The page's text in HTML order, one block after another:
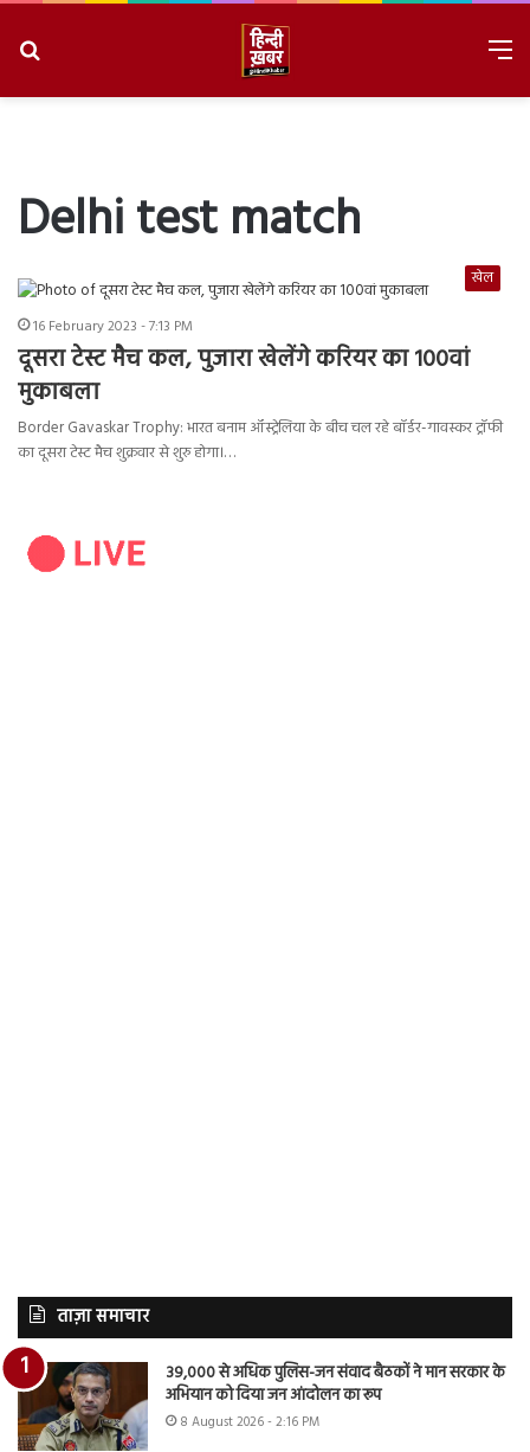
Delhi test match
खेल
16 February 2023 - 7:13 PM
दूसरा टेस्ट मैच कल, पुजारा खेलेंगे करियर का 100वां
मुकाबला
Border Gavaskar Trophy: भारत बनाम ऑस्ट्रेलिया के बीच चल रहे बॉर्डर-गावस्कर ट्रॉफी
का दूसरा टेस्ट मैच शुक्रवार से शुरु होगा।…
ताज़ा समाचार
39,000 से अधिक पुलिस-जन संवाद बैठकों ने मान सरकार के
अभियान को दिया जन आंदोलन का रूप
8 August 2026 - 2:16 PM